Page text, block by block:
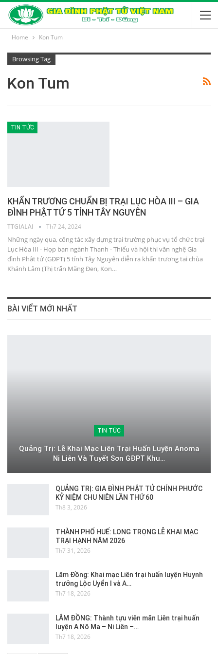
Home Kon Tum
Browsing Tag
Kon Tum
TIN TỨC
KHẨN TRƯƠNG CHUẨN BỊ TRẠI LỤC HÒA III – GIA
ĐÌNH PHẬT TỬ 5 TỈNH TÂY NGUYÊN
TTGIALAI Th7 24, 2024
Những ngày qua, công tác xây dựng trại trường phục vụ tổ chức trại
Lục Hòa III - Họp bạn ngành Thanh - Thiếu và hội thi văn nghệ Gia
đình Phật tử (GĐPT) 5 tỉnh Tây Nguyên diễn ra khẩn trương tại chùa
Khánh Lâm (Thị trấn Măng Đen, Kon…
BÀI VIỂT MỚI NHẤT
TIN TỨC
Quảng Trị: Lễ Khai Mạc Liên Trại Huấn Luyện Anoma
Ni Liên Và Tuyết Sơn GĐPT Khu…
QUẢNG TRỊ: GIA ĐÌNH PHẬT TỬ CHÍNH PHƯỚC
KỶ NIỆM CHU NIÊN LẦN THỨ 60
Th8 3, 2026
THÀNH PHỐ HUẾ: LONG TRỌNG LỄ KHAI MẠC
TRẠI HẠNH NĂM 2026
Th7 31, 2026
Lâm Đồng: Khai mạc Liên trại huấn luyện Huynh
trưởng Lộc Uyển I và A…
Th7 18, 2026
LÂM ĐỒNG: Thành tựu viên mãn Liên trại huấn
luyện A Nô Ma – Ni Liên –…
Th7 18, 2026